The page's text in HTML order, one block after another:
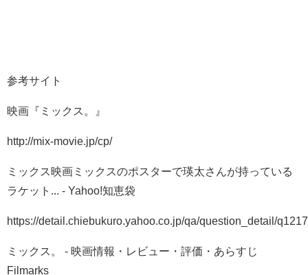
参考サイト
映画『ミックス。』
http://mix-movie.jp/cp/
ミックス映画ミックスのポスターで瑛太さんが持っている
ラケット... - Yahoo!知恵袋
https://detail.chiebukuro.yahoo.co.jp/qa/question_detail/
ミックス。 - 映画情報・レビュー・評価・あらすじ
Filmarks